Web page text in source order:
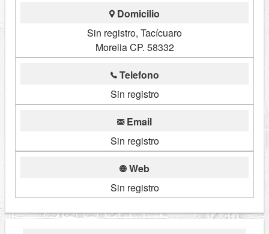
Domicilio
Sin registro, Tacícuaro
Morelia CP. 58332
Telefono
Sin registro
Email
Sin registro
Web
Sin registro